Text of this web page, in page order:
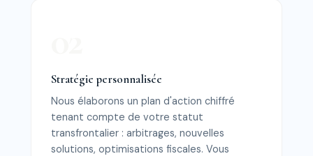
Stratégie personnalisée
Nous élaborons un plan d'action chiffré
tenant compte de votre statut
transfrontalier : arbitrages, nouvelles
solutions, optimisations fiscales. Vous